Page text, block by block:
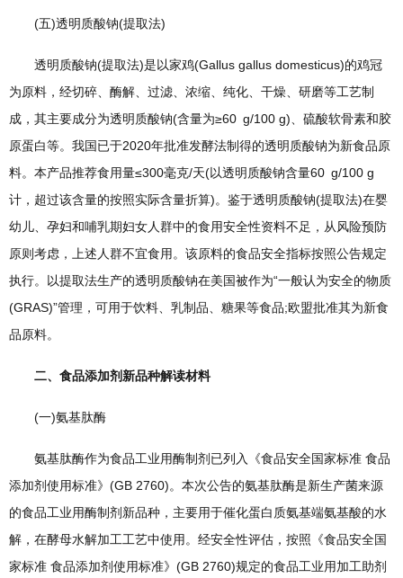
(五)透明质酸钠(提取法)
透明质酸钠(提取法)是以家鸡(Gallus gallus domesticus)的鸡冠
为原料，经切碎、酶解、过滤、浓缩、纯化、干燥、研磨等工艺制
成，其主要成分为透明质酸钠(含量为≥60 g/100 g)、硫酸软骨素和胶
原蛋白等。我国已于2020年批准发酵法制得的透明质酸钠为新食品原
料。本产品推荐食用量≤300毫克/天(以透明质酸钠含量60 g/100 g
计，超过该含量的按照实际含量折算)。鉴于透明质酸钠(提取法)在婴
幼儿、孕妇和哺乳期妇女人群中的食用安全性资料不足，从风险预防
原则考虑，上述人群不宜食用。该原料的食品安全指标按照公告规定
执行。以提取法生产的透明质酸钠在美国被作为“一般认为安全的物质
(GRAS)”管理，可用于饮料、乳制品、糖果等食品;欧盟批准其为新食
品原料。
二、食品添加剂新品种解读材料
(一)氨基肽酶
氨基肽酶作为食品工业用酶制剂已列入《食品安全国家标准 食品
添加剂使用标准》(GB 2760)。本次公告的氨基肽酶是新生产菌来源
的食品工业用酶制剂新品种，主要用于催化蛋白质氨基端氨基酸的水
解，在酵母水解加工工艺中使用。经安全性评估，按照《食品安全国
家标准 食品添加剂使用标准》(GB 2760)规定的食品工业用加工助剂